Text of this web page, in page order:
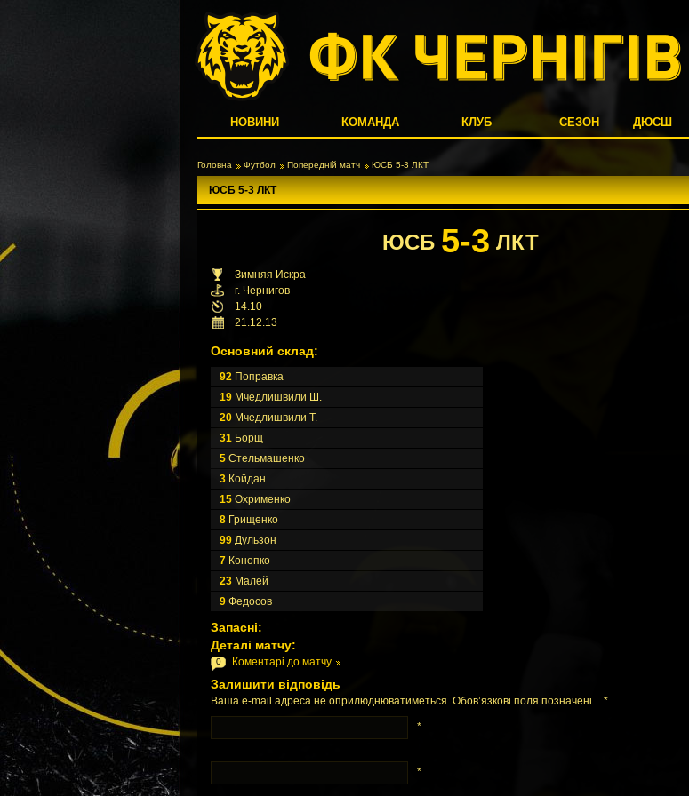
НОВИНИ КОМАНДА КЛУБ СЕЗОН ДЮСШ
Головна Футбол Попередній матч ЮСБ 5-3 ЛКТ
ЮСБ 5-3 ЛКТ
ЮСБ 5-3 ЛКТ
Зимняя Искра
г. Чернигов
14.10
21.12.13
Основний склад:
92 Поправка
19 Мчедлишвили Ш.
20 Мчедлишвили Т.
31 Борщ
5 Стельмашенко
3 Койдан
15 Охрименко
8 Грищенко
99 Дульзон
7 Конопко
23 Малей
9 Федосов
Запасні:
Деталі матчу:
0 Коментарі до матчу
Залишити відповідь
Ваша e-mail адреса не оприлюднюватиметься. Обов’язкові поля позначені *
*
*